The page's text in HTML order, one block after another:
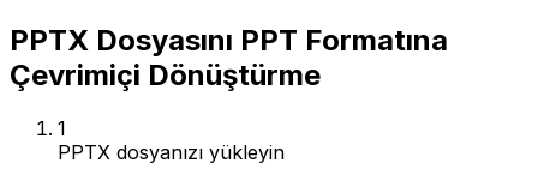
PPTX Dosyasını PPT Formatına
Çevrimiçi Dönüştürme
1
PPTX dosyanızı yükleyin